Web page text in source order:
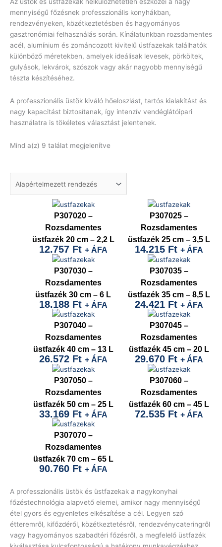
Az üstök és üstfazekak nélkülözhetetlen eszközei a nagy
mennyiségű főzésnek professzionális konyhákban,
rendezvényeken, közétkeztetésben és hagyományos
gasztronómiai felhasználás során. Kínálatunkban rozsdamentes
acél, alumínium és zománcozott kivitelű üstfazekak találhatók
különböző méretekben, amelyek ideálisak levesek, pörköltek,
gulyások, lekvárok, szószok vagy akár nagyobb mennyiségű
tészta készítéséhez.
A professzionális üstök kiváló hőeloszlást, tartós kialakítást és
nagy kapacitást biztosítanak, így intenzív vendéglátóipari
használatra is tökéletes választást jelentenek.
Mind a(z) 9 találat megjelenítve
P307020 –
Rozsdamentes
üstfazék 20 cm – 2,2 L
12.757 Ft + ÁFA
P307025 –
Rozsdamentes
üstfazék 25 cm – 3,5 L
14.215 Ft + ÁFA
P307030 –
Rozsdamentes
üstfazék 30 cm – 6 L
18.188 Ft + ÁFA
P307035 –
Rozsdamentes
üstfazék 35 cm – 8,5 L
24.421 Ft + ÁFA
P307040 –
Rozsdamentes
üstfazék 40 cm – 13 L
26.572 Ft + ÁFA
P307045 –
Rozsdamentes
üstfazék 45 cm – 20 L
29.670 Ft + ÁFA
P307050 –
Rozsdamentes
üstfazék 50 cm – 25 L
33.169 Ft + ÁFA
P307060 –
Rozsdamentes
üstfazék 60 cm – 45 L
72.535 Ft + ÁFA
P307070 –
Rozsdamentes
üstfazék 70 cm – 65 L
90.760 Ft + ÁFA
A professzionális üstök és üstfazekak a nagykonyhai
főzéstechnológia alapvető elemei, amikor nagy mennyiségű
étel gyors és egyenletes elkészítése a cél. Legyen szó
étteremről, kifőzdéről, közétkeztetésről, rendezvénycateringről
vagy hagyományos szabadtéri főzésről, a megfelelő üstfazék